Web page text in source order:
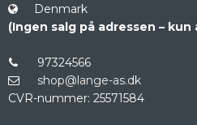
Denmark
(Ingen salg på adressen –
97324566
shop@lange-as.dk
CVR-nummer: 25571584